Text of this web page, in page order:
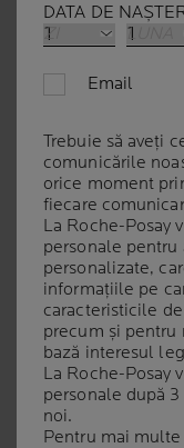
DATA DE
ZI
LUNA
Email
Trebuie să aveți
comunicările
orice moment
fiecare
La Roche-Posay
personale
personalizate,
informațiile pe
caracteristicile
precum și pentru
bază interesul
La Roche-Posay
personale după
noi.
Pentru mai
Dacă atingerea ta ar
ȘTIAȚI CĂ?